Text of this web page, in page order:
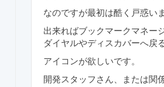
なのですが最初は酷く戸惑い
出来ればブックマークマネー
ダイヤルやディスカバーへ戻
アイコンが欲しいです。
開発スタッフさん、または関